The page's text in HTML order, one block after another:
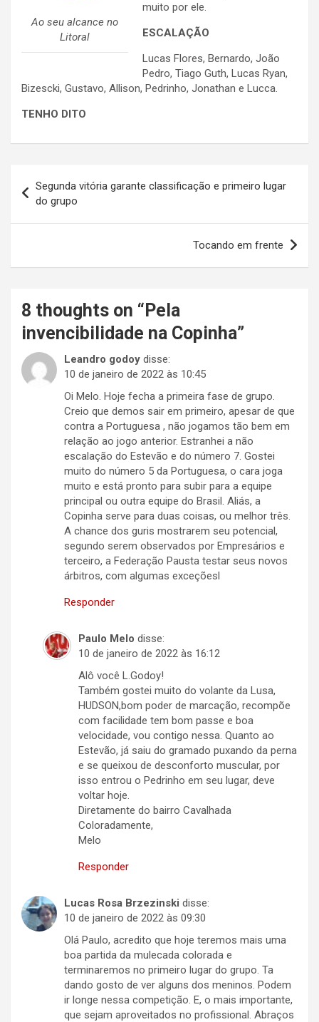
Ao seu alcance no
Litoral
muito por ele.
ESCALAÇÃO
Lucas Flores, Bernardo, João
Pedro, Tiago Guth, Lucas Ryan,
Bizescki, Gustavo, Allison, Pedrinho, Jonathan e Lucca.
TENHO DITO
de
Post
Segunda vitória garante classificação e primeiro lugar
do grupo
Tocando em frente
8 thoughts on “ Pela
invencibilidade na Copinha”
Leandro godoy disse:
10 de janeiro de 2022 às 10:45
Oi Melo. Hoje fecha a primeira fase de grupo.
Creio que demos sair em primeiro, apesar de que
contra a Portuguesa , não jogamos tão bem em
relação ao jogo anterior. Estranhei a não
escalação do Estevão e do número 7. Gostei
muito do número 5 da Portuguesa, o cara joga
muito e está pronto para subir para a equipe
principal ou outra equipe do Brasil. Aliás, a
Copinha serve para duas coisas, ou melhor três.
A chance dos guris mostrarem seu potencial,
segundo serem observados por Empresários e
terceiro, a Federação Pausta testar seus novos
árbitros, com algumas exceçõesl
Responder
Paulo Melo disse:
10 de janeiro de 2022 às 16:12
Alô você L.Godoy!
Também gostei muito do volante da Lusa,
HUDSON,bom poder de marcação, recompõe
com facilidade tem bom passe e boa
velocidade, vou contigo nessa. Quanto ao
Estevão, já saiu do gramado puxando da perna
e se queixou de desconforto muscular, por
isso entrou o Pedrinho em seu lugar, deve
voltar hoje.
Diretamente do bairro Cavalhada
Coloradamente,
Melo
Responder
Lucas Rosa Brzezinski disse:
10 de janeiro de 2022 às 09:30
Olá Paulo, acredito que hoje teremos mais uma
boa partida da mulecada colorada e
terminaremos no primeiro lugar do grupo. Ta
dando gosto de ver alguns dos meninos. Podem
ir longe nessa competição. E, o mais importante,
que sejam aproveitados no profissional. Abraços